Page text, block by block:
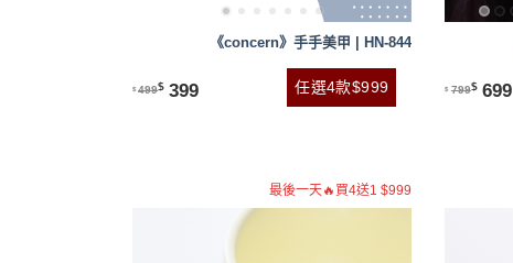
《concern》手手美甲 | HN-844
$ 499$ 399 任選4款$999 $ 799$ 699
最後一天🔥買4送1 $999